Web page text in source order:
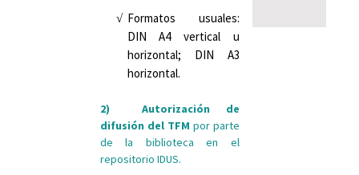
Formatos usuales:
DIN A4 vertical u
horizontal; DIN A3
horizontal.
2) Autorización de
difusión del TFM por parte
de la biblioteca en el
repositorio IDUS.